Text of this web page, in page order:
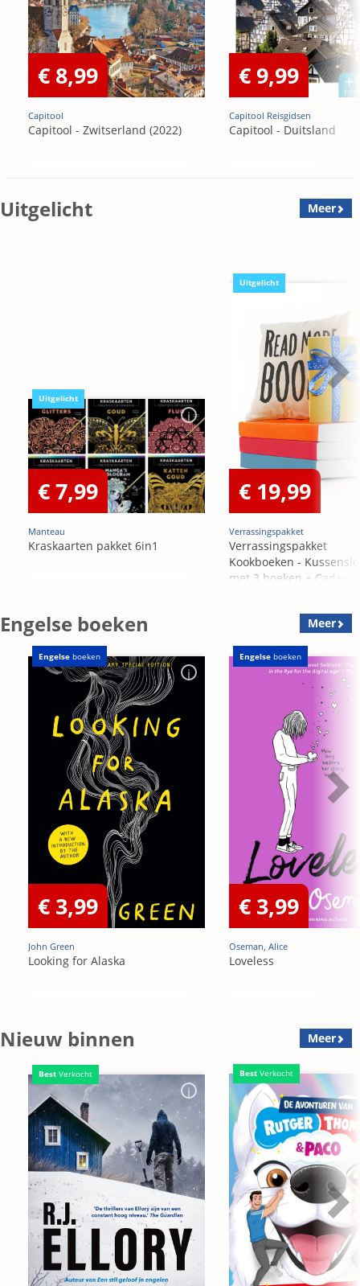
€ 8,99
Capitool
Capitool - Zwitserland (2022)
€ 9,99
Capitool Reisgidsen
Capitool - Duitsland
Uitgelicht Meer
Uitgelicht
€ 7,99
Manteau
Kraskaarten pakket 6in1
Uitgelicht
€ 19,99
Verrassingspakket
Verrassingspakket
Kookboeken -
met 3 boeken + Cadeau
Engelse boeken Meer
Engelse boeken
€ 3,99
John Green
Looking for Alaska
Engelse boeken
€ 3,99
Oseman, Alice
Loveless
Nieuw binnen Meer
Best Verkocht Best Verkocht